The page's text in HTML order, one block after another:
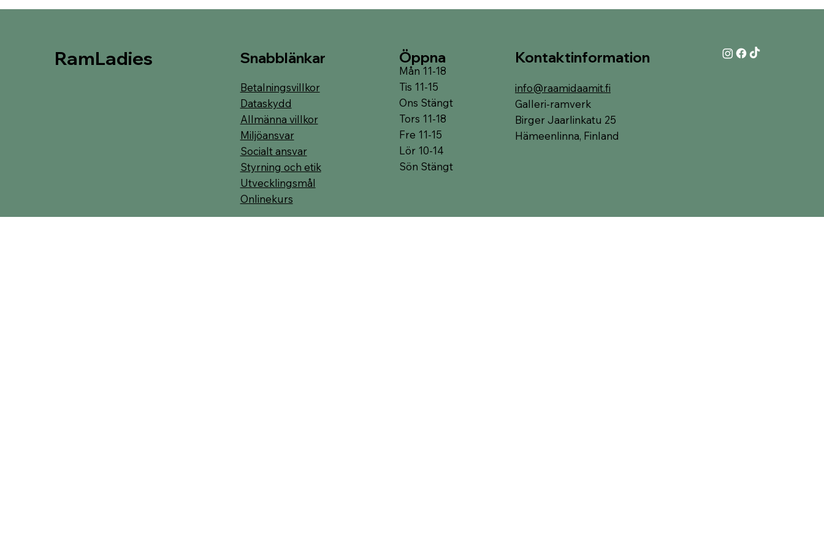
RamLadies
Betalningsvillkor
Dataskydd
Allmänna villkor
Miljöansvar
Socialt ansvar
Styrning och etik
Utvecklingsmål
Onlinekurs
Snabblänkar Kontaktinformation
info@raamidaamit.fi
Galleri-ramverk
Birger Jaarlinkatu 25
Hämeenlinna, Finland
Mån 11-18
Tis 11-15
Ons Stängt
Tors 11-18
Fre 11-15
Lör 10-14
Sön Stängt
Öppna